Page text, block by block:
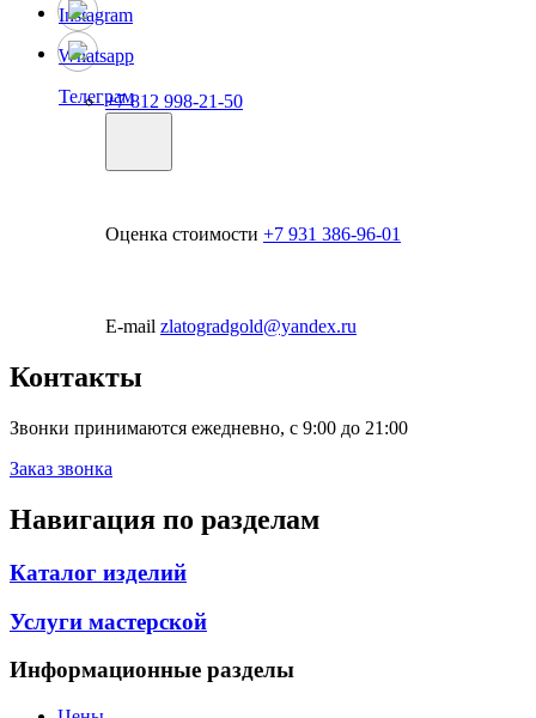
Instagram
Whatsapp
Телеграм+7 812 998-21-50
Оценка стоимости +7 931 386-96-01
E-mail zlatogradgold@yandex.ru
Контакты
Звонки принимаются ежедневно, с 9:00 до 21:00
Заказ звонка
Навигация по разделам
Каталог изделий
Услуги мастерской
Информационные разделы